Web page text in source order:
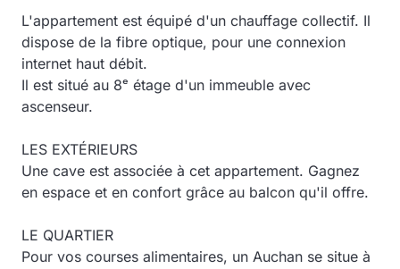
L'appartement est équipé d'un chauffage collectif. Il
dispose de la fibre optique, pour une connexion
internet haut débit.
Il est situé au 8ᵉ étage d'un immeuble avec
ascenseur.
LES EXTÉRIEURS
Une cave est associée à cet appartement. Gagnez
en espace et en confort grâce au balcon qu'il offre.
LE QUARTIER
Pour vos courses alimentaires, un Auchan se situe à